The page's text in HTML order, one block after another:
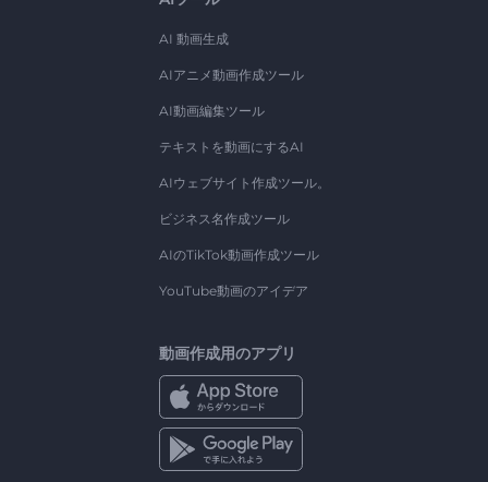
AI 動画生成
AIアニメ動画作成ツール
AI動画編集ツール
テキストを動画にするAI
AIウェブサイト作成ツール。
ビジネス名作成ツール
AIのTikTok動画作成ツール
YouTube動画のアイデア
動画作成用のアプリ